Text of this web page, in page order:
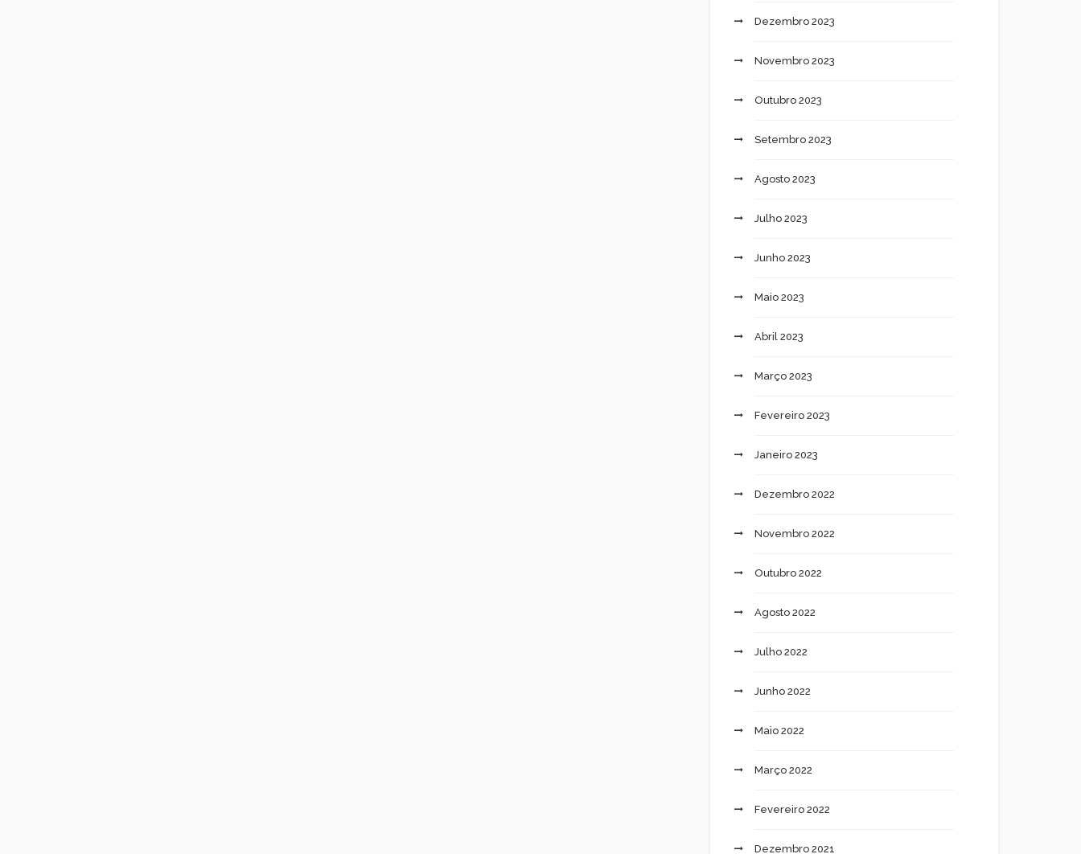
Dezembro 2023
Novembro 2023
Outubro 2023
Setembro 2023
Agosto 2023
Julho 2023
Junho 2023
Maio 2023
Abril 2023
Março 2023
Fevereiro 2023
Janeiro 2023
Dezembro 2022
Novembro 2022
Outubro 2022
Agosto 2022
Julho 2022
Junho 2022
Maio 2022
Março 2022
Fevereiro 2022
Dezembro 2021